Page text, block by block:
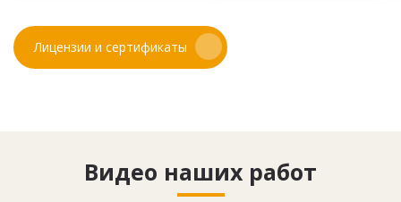
Лицензии и сертификаты
Видео наших работ